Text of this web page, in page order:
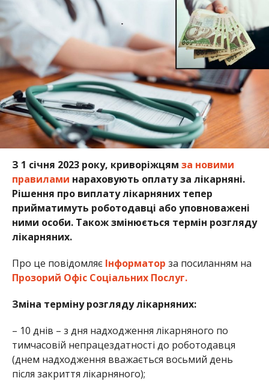
З 1 січня 2023 року, криворіжцям за новими
правилами нараховують оплату за лікарняні.
Рішення про виплату лікарняних тепер
прийматимуть роботодавці або уповноважені
ними особи. Також змінюється термін розгляду
лікарняних.
Про це повідомляє Інформатор за посиланням на
Прозорий Офіс Соціальних Послуг.
Зміна терміну розгляду лікарняних:
– 10 днів – з дня надходження лікарняного по
тимчасовій непрацездатності до роботодавця
(днем надходження вважається восьмий день
після закриття лікарняного);